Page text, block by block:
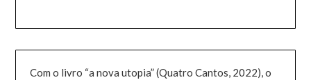
Com o livro “a nova utopia” (Quatro Cantos, 2022), o